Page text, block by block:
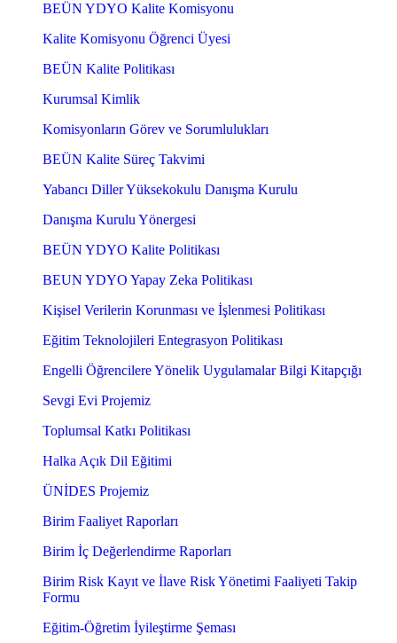
BEÜN YDYO Kalite Komisyonu
Kalite Komisyonu Öğrenci Üyesi
BEÜN Kalite Politikası
Kurumsal Kimlik
Komisyonların Görev ve Sorumlulukları
BEÜN Kalite Süreç Takvimi
Yabancı Diller Yüksekokulu Danışma Kurulu
Danışma Kurulu Yönergesi
BEÜN YDYO Kalite Politikası
BEUN YDYO Yapay Zeka Politikası
Kişisel Verilerin Korunması ve İşlenmesi Politikası
Eğitim Teknolojileri Entegrasyon Politikası
Engelli Öğrencilere Yönelik Uygulamalar Bilgi Kitapçığı
Sevgi Evi Projemiz
Toplumsal Katkı Politikası
Halka Açık Dil Eğitimi
ÜNİDES Projemiz
Birim Faaliyet Raporları
Birim İç Değerlendirme Raporları
Birim Risk Kayıt ve İlave Risk Yönetimi Faaliyeti Takip
Formu
Eğitim-Öğretim İyileştirme Şeması